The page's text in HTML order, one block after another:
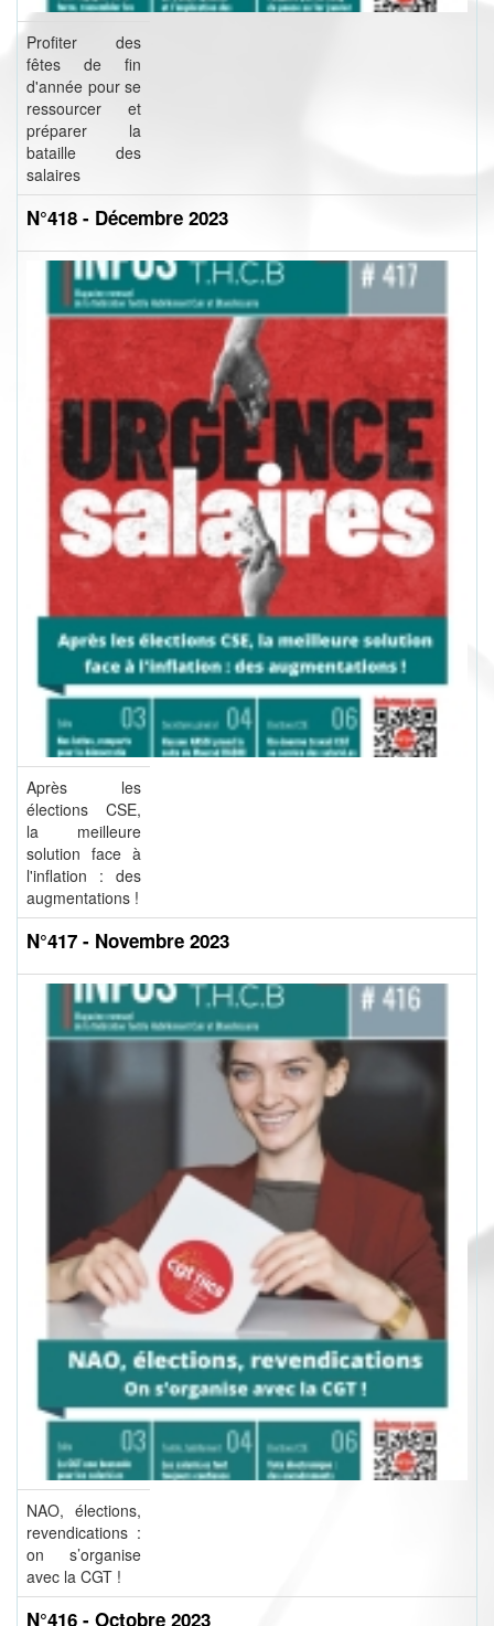
Profiter des
fêtes de fin
d'année pour se
ressourcer et
préparer la
bataille des
salaires
N°418 - Décembre 2023
Après les
élections CSE,
la meilleure
solution face à
l'inflation : des
augmentations !
N°417 - Novembre 2023
NAO, élections,
revendications :
on s’organise
avec la CGT !
N°416 - Octobre 2023